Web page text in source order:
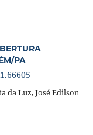
PA
da Luz, José Edilson